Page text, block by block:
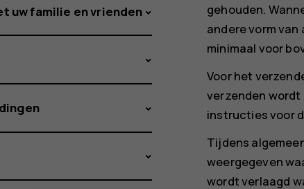
gehouden.
andere vorm
minimaal voor
Voor het
verzenden wordt
instructies voor
Tijdens
weergegeven
wordt verlaagd
uw familie en vrienden